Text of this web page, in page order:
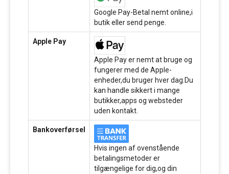
Google Pay-Betal nemt online,i
butik eller send penge.
Apple Pay
Apple Pay er nemt at bruge og
fungerer med de Apple-
enheder,du bruger hver dag.Du
kan handle sikkert i mange
butikker,apps og websteder
uden kontakt.
Bankoverførsel
Hvis ingen af ovenstående
betalingsmetoder er
tilgængelige for dig,og din